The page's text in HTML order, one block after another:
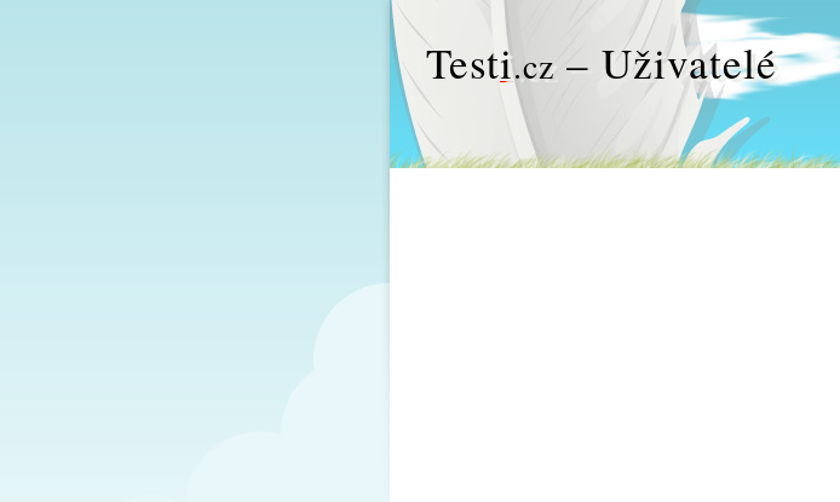
Testi.cz – Uživatelé